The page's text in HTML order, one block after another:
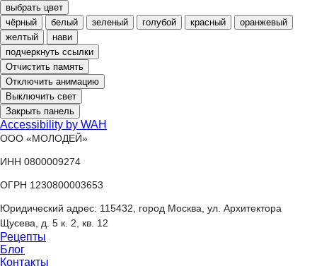
выбрать цвет
чёрный
белый зеленый голубой красный
оранжевый
желтый
нави
подчеркнуть ссылки
Отчистить память
Отключить анимацию
Выключить свет
Закрыть панель
Accessibility by WAH
ООО «МОЛОДЕЙ»
ИНН 0800009274
ОГРН 1230800003653
Юридический адрес: 115432, город Москва, ул. Архитектора
Щусева, д. 5 к. 2, кв. 12
Рецепты
Блог
Контакты